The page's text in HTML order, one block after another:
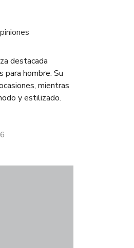
destacada
para hombre. Su
mientras
y estilizado.